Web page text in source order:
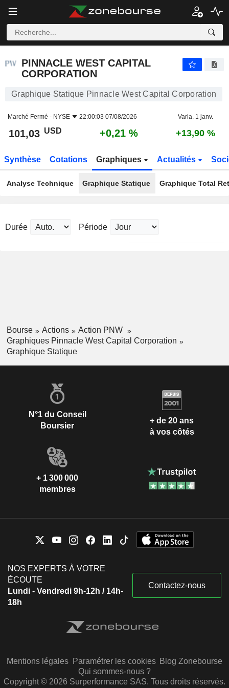
PINNACLE WEST CAPITAL
CORPORATION
Graphique Statique Pinnacle West Capital Corporation
Marché Fermé - NYSE 22:00:03 07/08/2026 Varia. 1 janv.
101,03 USD +0,21 % +13,90 %
Synthèse Cotations Graphiques Actualités
Analyse Technique Graphique Statique Graphique Total
Durée Période
Bourse Actions
Action PNW
Graphiques Pinnacle West Capital Corporation
Graphique Statique
N°1 du Conseil
Boursier
+ de 20 ans
à vos côtés
+ 1 300 000
membres
NOS EXPERTS À VOTRE
ÉCOUTE
Lundi - Vendredi 9h-12h / 14h-
18h
Contactez-nous
Mentions légales Paramétrer les cookies Blog Zonebourse
Qui sommes-nous ?
Copyright © 2026 Surperformance SAS. Tous droits réservés.